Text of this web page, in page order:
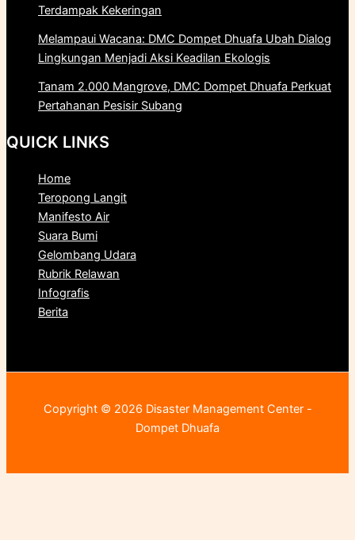
Terdampak Kekeringan
Melampaui Wacana: DMC Dompet Dhuafa Ubah Dialog
Lingkungan Menjadi Aksi Keadilan Ekologis
Tanam 2.000 Mangrove, DMC Dompet Dhuafa Perkuat
Pertahanan Pesisir Subang
QUICK LINKS
Home
Teropong Langit
Manifesto Air
Suara Bumi
Gelombang Udara
Rubrik Relawan
Infografis
Berita
Copyright © 2026 Disaster Management Center -
Dompet Dhuafa